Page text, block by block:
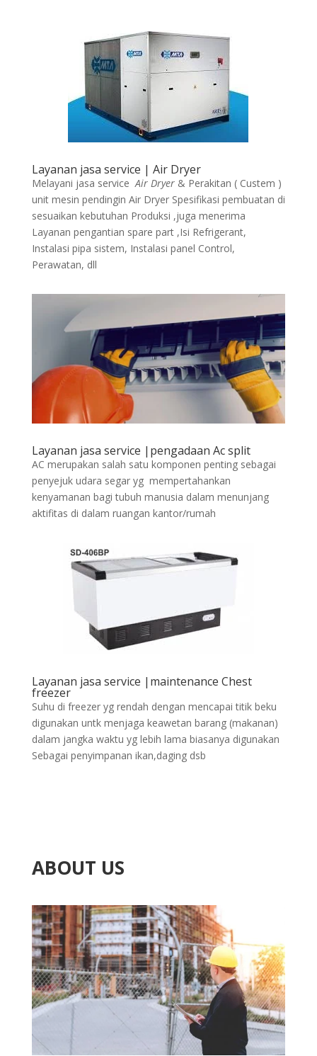
Layanan jasa service | Air Dryer
Melayani jasa service Air Dryer& Perakitan ( Custem )
unit mesin pendingin Air Dryer Spesifikasi pembuatan di
sesuaikan kebutuhan Produksi ,juga menerima
Layanan pengantian spare part ,Isi Refrigerant,
Instalasi pipa sistem, Instalasi panel Control,
Perawatan, dll
Layanan jasa service |pengadaan Ac split
AC merupakan salah satu komponen penting sebagai
penyejuk udara segar yg mempertahankan
kenyamanan bagi tubuh manusia dalam menunjang
aktifitas di dalam ruangan kantor/rumah
Layanan jasa service |maintenance Chest
freezer
Suhu di freezer yg rendah dengan mencapai titik beku
digunakan untk menjaga keawetan barang (makanan)
dalam jangka waktu yg lebih lama biasanya digunakan
Sebagai penyimpanan ikan,daging dsb
ABOUT US